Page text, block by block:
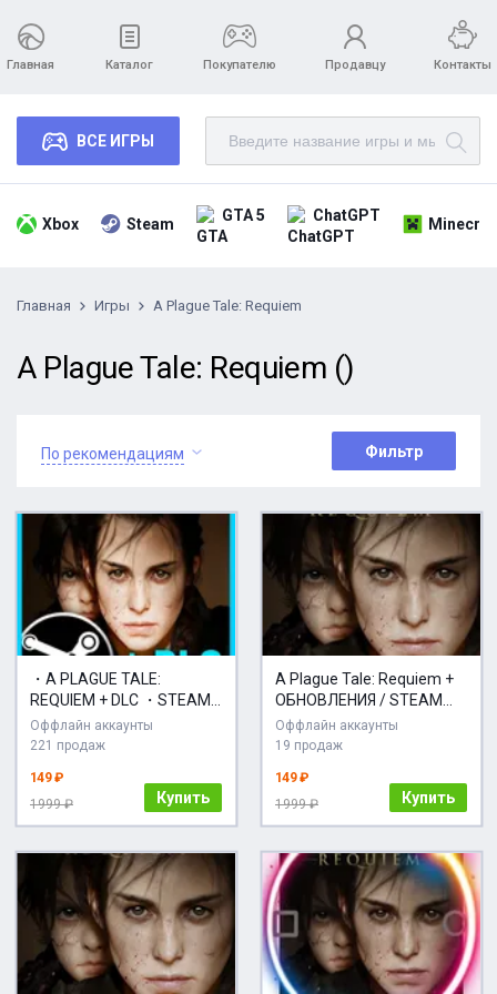
Главная Каталог Покупателю Продавцу Контакты
ВСЕ ИГРЫ
Xbox Steam GTA 5 ChatGPT
Главная Игры A Plague Tale: Requiem
A Plague Tale: Requiem ()
По рекомендациям Фильтр
・A PLAGUE TALE:
REQUIEM + DLC ・STEAM
АККАУНТ・
Оффлайн аккаунты
221 продаж
149 ₽
1999 ₽
Купить
A Plague Tale: Requiem +
ОБНОВЛЕНИЯ / STEAM
АККАУНТ
Оффлайн аккаунты
19 продаж
149 ₽
1999 ₽
Купить